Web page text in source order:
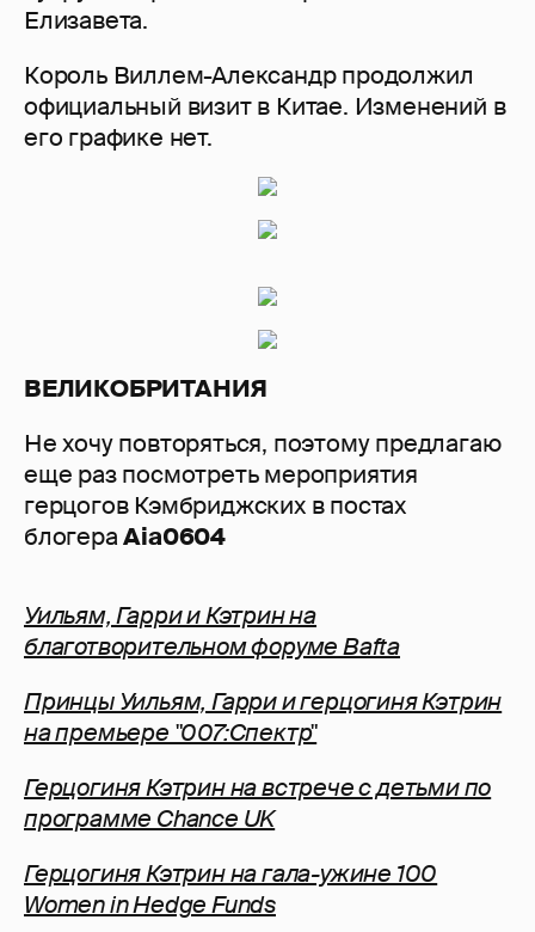
Елизавета.
Король Виллем-Александр продолжил
официальный визит в Китае. Изменений в
его графике нет.
ВЕЛИКОБРИТАНИЯ
Не хочу повторяться, поэтому предлагаю
еще раз посмотреть мероприятия
герцогов Кэмбриджских в постах
блогераAia0604
Уильям, Гарри и Кэтрин на
благотворительном форуме Bafta
Принцы Уильям, Гарри и герцогиня Кэтрин
на премьере "007:Спектр"
Герцогиня Кэтрин на встрече с детьми по
программе Сhance UK
Герцогиня Кэтрин на гала-ужине 100
Women in Hedge Funds